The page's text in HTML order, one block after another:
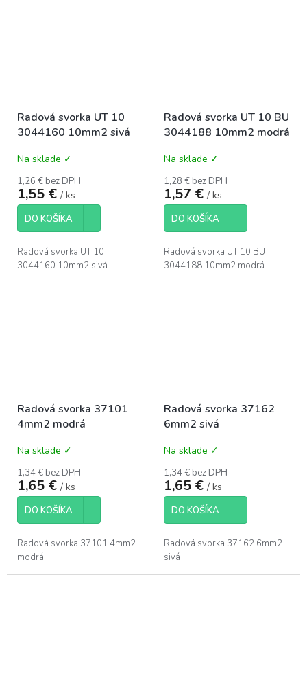
Radová svorka UT 10
3044160 10mm2 sivá
Na sklade ✓
1,26 € bez DPH
1,55 € / ks
DO KOŠÍKA
Radová svorka UT 10
3044160 10mm2 sivá
Radová svorka UT 10 BU
3044188 10mm2 modrá
Na sklade ✓
1,28 € bez DPH
1,57 € / ks
DO KOŠÍKA
Radová svorka UT 10 BU
3044188 10mm2 modrá
Radová svorka 37101
4mm2 modrá
Na sklade ✓
1,34 € bez DPH
1,65 € / ks
DO KOŠÍKA
Radová svorka 37101 4mm2
modrá
Radová svorka 37162
6mm2 sivá
Na sklade ✓
1,34 € bez DPH
1,65 € / ks
DO KOŠÍKA
Radová svorka 37162 6mm2
sivá